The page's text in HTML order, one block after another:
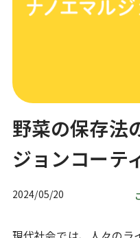
野菜の保存法
ジョンコーテ
2024/05/20